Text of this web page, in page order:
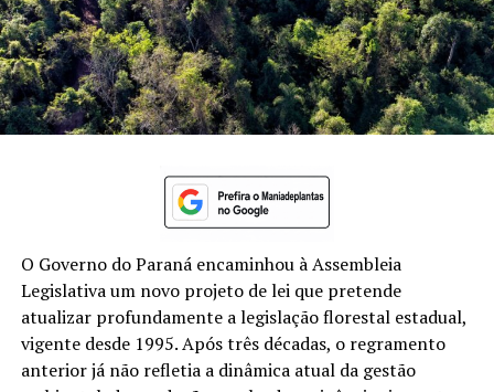
O Governo do Paraná encaminhou à Assembleia
Legislativa um novo projeto de lei que pretende
atualizar profundamente a legislação florestal estadual,
vigente desde 1995. Após três décadas, o regramento
anterior já não refletia a dinâmica atual da gestão